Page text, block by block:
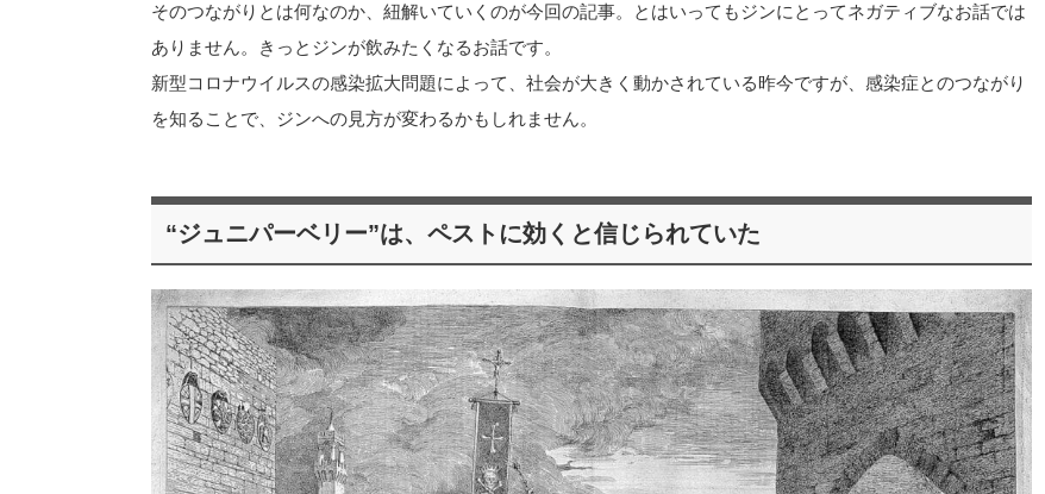
そのつながりとは何なのか、紐解いていくのが今回の記事。とはいってもジンにとってネガティブなお話では
ありません。きっとジンが飲みたくなるお話です。
新型コロナウイルスの感染拡大問題によって、社会が大きく動かされている昨今ですが、感染症とのつながり
を知ることで、ジンへの見方が変わるかもしれません。
“ジュニパーベリー”は、ペストに効くと信じられていた